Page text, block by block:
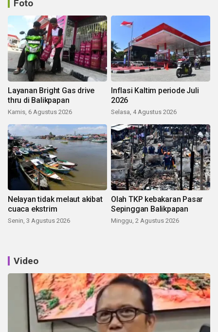
Foto
Layanan Bright Gas drive
thru di Balikpapan
Kamis, 6 Agustus 2026
Inflasi Kaltim periode Juli
2026
Selasa, 4 Agustus 2026
Nelayan tidak melaut akibat
cuaca ekstrim
Senin, 3 Agustus 2026
Olah TKP kebakaran Pasar
Sepinggan Balikpapan
Minggu, 2 Agustus 2026
Video